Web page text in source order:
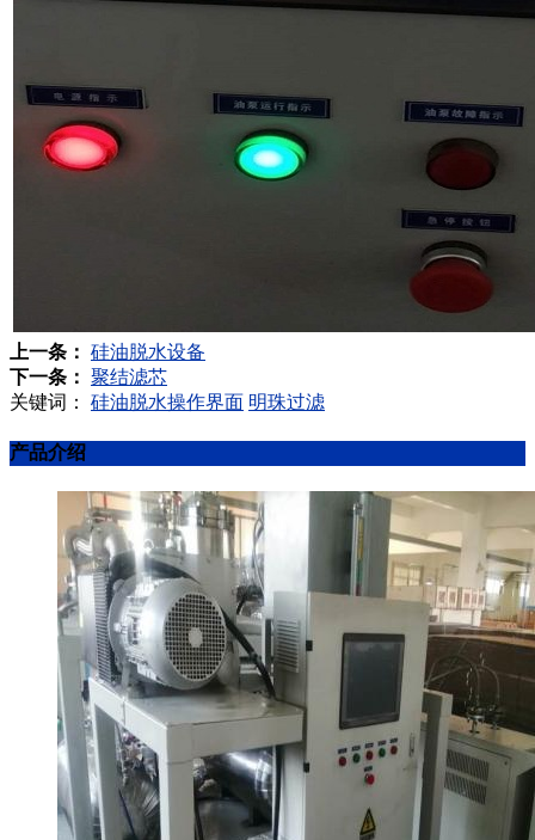
上一条： 硅油脱水设备
下一条： 聚结滤芯
关键词： 硅油脱水操作界面 明珠过滤
产品介绍